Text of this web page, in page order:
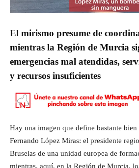
El mirismo presume de
mientras la Región de Murcia
emergencias mal atendidas,
y recursos insuficientes
Hay una imagen que define bastante
Fernando López Miras: el presidente
Bruselas de una unidad europea de
mientras, aquí, en la Región de Murcia,